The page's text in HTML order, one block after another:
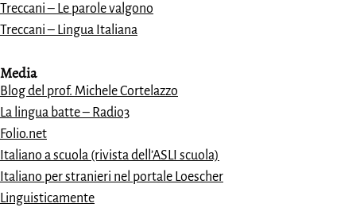
Treccani – Le parole valgono
Treccani – Lingua Italiana
Media
Blog del prof. Michele Cortelazzo
La lingua batte – Radio3
Folio.net
Italiano a scuola (rivista dell’ASLI scuola)
Italiano per stranieri nel portale Loescher
Linguisticamente